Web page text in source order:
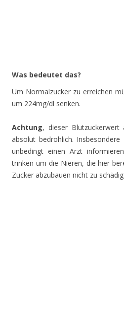
Was bedeutet das?
Um Normalzucker zu erreichen
um 224mg/dl senken.
Achtung, dieser Blutzuckerwert
absolut bedrohlich.
unbedingt einen Arzt
trinken um die Nieren, die hier
Zucker abzubauen nicht zu